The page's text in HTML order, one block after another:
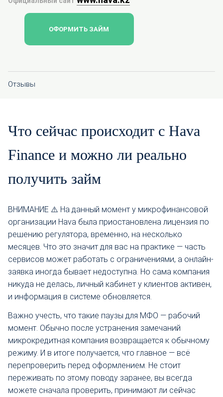
ОФОРМИТЬ ЗАЙМ
Отзывы
Что сейчас происходит с Hava
Finance и можно ли реально
получить займ
ВНИМАНИЕ ⚠️ На данный момент у микрофинансовой
организации Hava была приостановлена лицензия по
решению регулятора, временно, на несколько
месяцев. Что это значит для вас на практике — часть
сервисов может работать с ограничениями, а онлайн-
заявка иногда бывает недоступна. Но сама компания
никуда не делась, личный кабинет у клиентов активен,
и информация в системе обновляется.
Важно учесть, что такие паузы для МФО — рабочий
момент. Обычно после устранения замечаний
микрокредитная компания возвращается к обычному
режиму. И в итоге получается, что главное — всё
перепроверить перед оформлением. Не стоит
переживать по этому поводу заранее, вы всегда
можете сначала проверить, принимают ли сейчас